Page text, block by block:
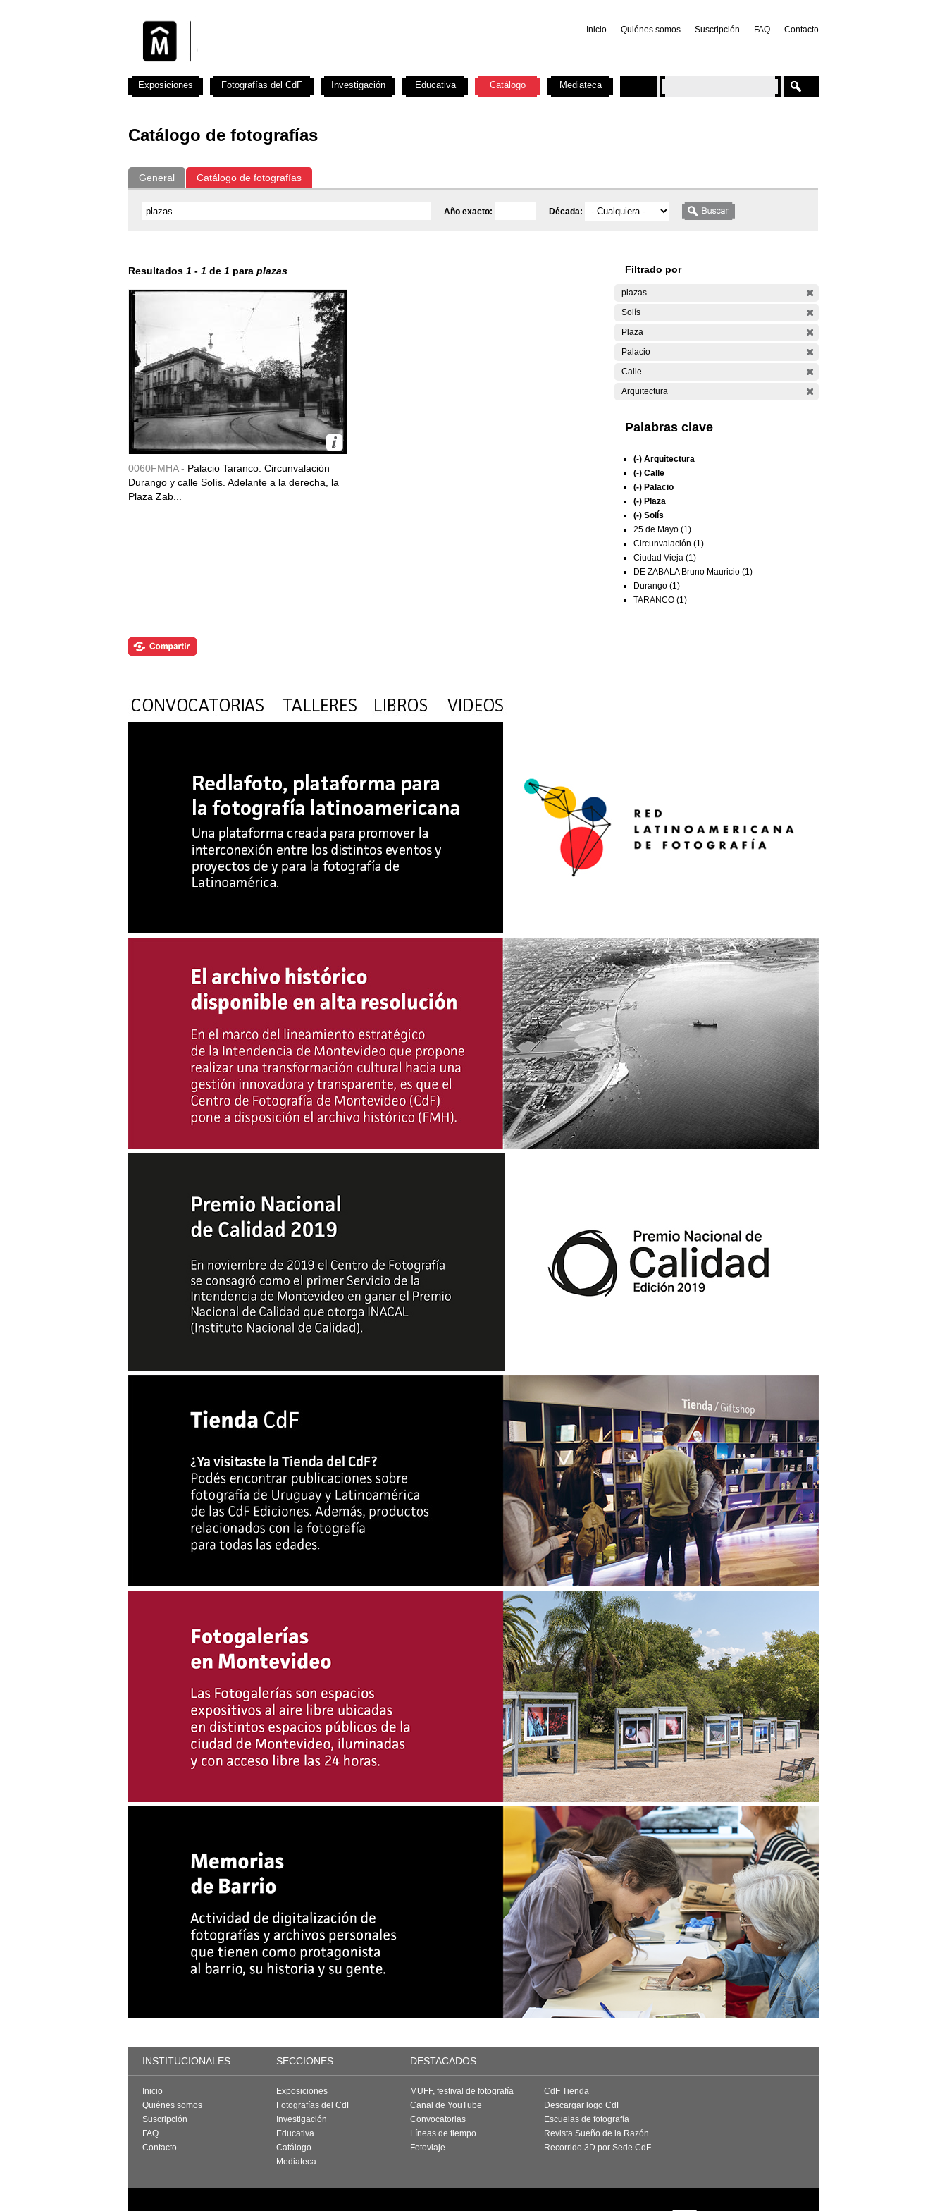
Inicio Quiénes somos Suscripción FAQ Contacto
Catálogo de fotografías
General Catálogo de fotografías
Año exacto: Década:
Resultados 1 - 1 de 1 para plazas
0060FMHA - Palacio Taranco. Circunvalación
Durango y calle Solís. Adelante a la derecha, la
Plaza Zab...
Filtrado por
plazas
Solís
Plaza
Palacio
Calle
Arquitectura
Palabras clave
(-) Arquitectura
(-) Calle
(-) Palacio
(-) Plaza
(-) Solís
25 de Mayo (1)
Circunvalación (1)
Ciudad Vieja (1)
DE ZABALA Bruno Mauricio (1)
Durango (1)
TARANCO (1)
Exposiciones Fotografías del CdF Investigación Educativa Catálogo Mediateca
INSTITUCIONALES SECCIONES DESTACADOS
Inicio
Quiénes somos
Suscripción
FAQ
Contacto
Exposiciones
Fotografías del CdF
Investigación
Educativa
Catálogo
Mediateca
MUFF, festival de fotografía
Canal de YouTube
Convocatorias
Líneas de tiempo
Fotoviaje
CdF Tienda
Descargar logo CdF
Escuelas de fotografía
Revista Sueño de la Razón
Recorrido 3D por Sede CdF